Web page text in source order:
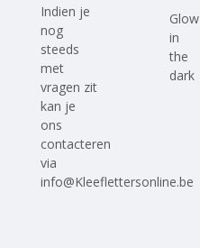
Indien je
nog
steeds
met
vragen zit
kan je
ons
contacteren
via
info@Kleeflettersonline.be
Glow
in
the
dark